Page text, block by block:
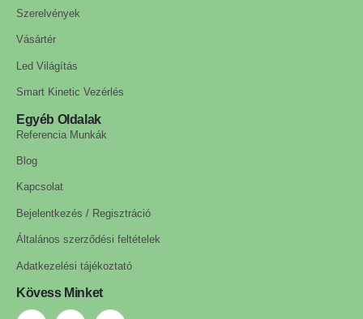
Szerelvények
Vásártér
Led Világítás
Smart Kinetic Vezérlés
Egyéb Oldalak
Referencia Munkák
Blog
Kapcsolat
Bejelentkezés / Regisztráció
Általános szerződési feltételek
Adatkezelési tájékoztató
Kövess Minket